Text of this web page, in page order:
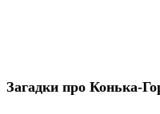
Загадки про Конька-